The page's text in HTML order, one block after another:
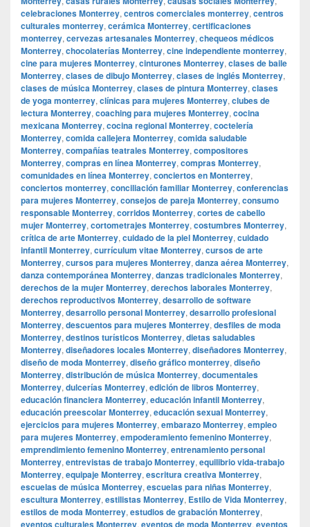
celebraciones Monterrey, centros comerciales monterrey, centros
culturales monterrey, cerámica Monterrey, certificaciones
monterrey, cervezas artesanales Monterrey, chequeos médicos
Monterrey, chocolaterías Monterrey, cine independiente monterrey,
cine para mujeres Monterrey, cinturones Monterrey, clases de baile
Monterrey, clases de dibujo Monterrey, clases de inglés Monterrey,
clases de música Monterrey, clases de pintura Monterrey, clases
de yoga monterrey, clínicas para mujeres Monterrey, clubes de
lectura Monterrey, coaching para mujeres Monterrey, cocina
mexicana Monterrey, cocina regional Monterrey, coctelería
Monterrey, comida callejera Monterrey, comida saludable
Monterrey, compañías teatrales Monterrey, compositores
Monterrey, compras en línea Monterrey, compras Monterrey,
comunidades en línea Monterrey, conciertos en Monterrey,
conciertos monterrey, conciliación familiar Monterrey, conferencias
para mujeres Monterrey, consejos de pareja Monterrey, consumo
responsable Monterrey, corridos Monterrey, cortes de cabello
mujer Monterrey, cortometrajes Monterrey, costumbres Monterrey,
crítica de arte Monterrey, cuidado de la piel Monterrey, cuidado
infantil Monterrey, currículum vitae Monterrey, cursos de arte
Monterrey, cursos para mujeres Monterrey, danza aérea Monterrey,
danza contemporánea Monterrey, danzas tradicionales Monterrey,
derechos de la mujer Monterrey, derechos laborales Monterrey,
derechos reproductivos Monterrey, desarrollo de software
Monterrey, desarrollo personal Monterrey, desarrollo profesional
Monterrey, descuentos para mujeres Monterrey, desfiles de moda
Monterrey, destinos turísticos Monterrey, dietas saludables
Monterrey, diseñadores locales Monterrey, diseñadores Monterrey,
diseño de moda Monterrey, diseño gráfico monterrey, diseño
Monterrey, distribución de música Monterrey, documentales
Monterrey, dulcerías Monterrey, edición de libros Monterrey,
educación financiera Monterrey, educación infantil Monterrey,
educación preescolar Monterrey, educación sexual Monterrey,
ejercicios para mujeres Monterrey, embarazo Monterrey, empleo
para mujeres Monterrey, empoderamiento femenino Monterrey,
emprendimiento femenino Monterrey, entrenamiento personal
Monterrey, entrevistas de trabajo Monterrey, equilibrio vida-trabajo
Monterrey, equipaje Monterrey, escritura creativa Monterrey,
escuelas de música Monterrey, escuelas para niñas Monterrey,
escultura Monterrey, estilistas Monterrey, Estilo de Vida Monterrey,
estilos de moda Monterrey, estudios de grabación Monterrey,
eventos culturales Monterrey, eventos de moda Monterrey, eventos